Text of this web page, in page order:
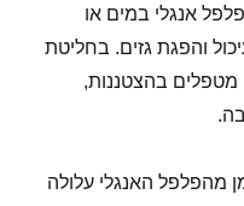
אנגלי במים או
והפגת גזים. בחליטת
מטפלים בהצטננות,
מהפלפל האנגלי עלולה